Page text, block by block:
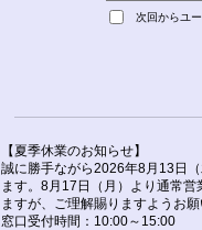
次回からユ
【夏季休業のお知らせ】
誠に勝手ながら2026年8月13日
ます。8月17日（月）より通常
ますが、ご理解賜りますようお
窓口受付時間：10:00～15:00